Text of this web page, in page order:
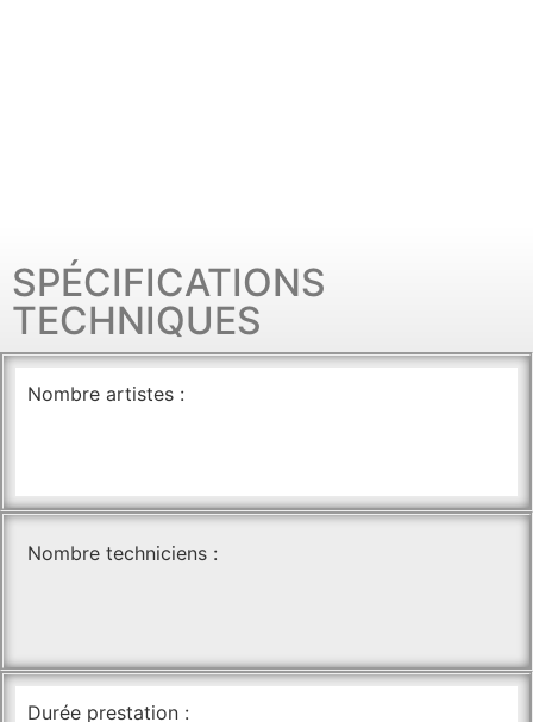
SPÉCIFICATIONS
TECHNIQUES
Nombre artistes :
Nombre techniciens :
Durée prestation :